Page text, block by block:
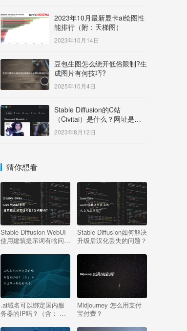
2023年10月最新显卡ai绘图性
能排行（附：天梯图）
2023年10月14日
豆包生图怎么绕开低俗限制?生
成图片有何技巧?
2025年10月4日
Stable Diffusion的C站
（Civitai）是什么？网址是多
少？
2023年8月12日
猜你想看
Stable Diffusion WebUI
使用建筑提示词有啥问
Stable Diffusion如何解决
升级后汉化丢失的问题？
.ai域名可以绑定国内服
务器的IP吗？（含： 如
Midjourney 怎么用支付
宝付费？